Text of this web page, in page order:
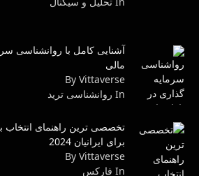
آشنایی کامل با روانشناسی
مالی
By Vittaverse
In روانشناسى ترید
تخصصی ترین راهنمای انتخاب
برای ایرانیان 2024
By Vittaverse
In فاركس